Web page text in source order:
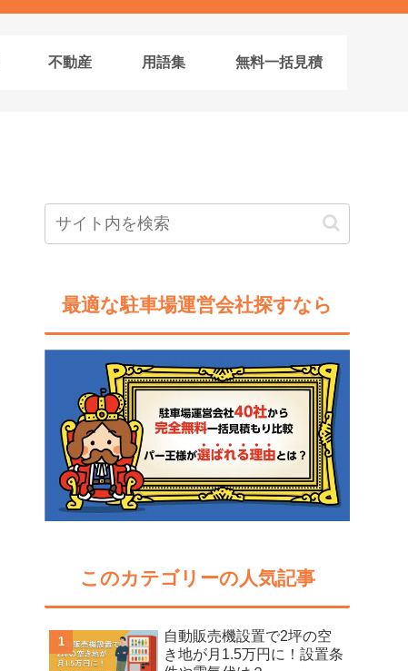
不動産 用語集 無料一括見積
最適な駐車場運営会社探すなら
このカテゴリーの人気記事
自動販売機設置で2坪の空
き地が月1.5万円に！設置条